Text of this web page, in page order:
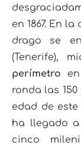
en 1867. En
drago se
(Tenerife),
perímetro
ronda las
edad de
ha llegado
cinco